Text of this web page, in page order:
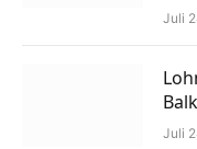
Juli
Juli